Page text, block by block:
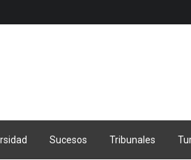
Sucesos Tribunales